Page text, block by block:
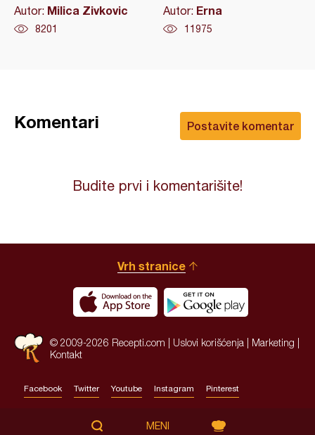
Autor: Milica Zivkovic
8201
Autor: Erna
11975
Postavite komentar
Komentari
Budite prvi i komentarišite!
Vrh stranice
© 2009-2026 Recepti.com | Uslovi korišćenja Marketing
Kontakt
Facebook Twitter Youtube Instagram Pinterest